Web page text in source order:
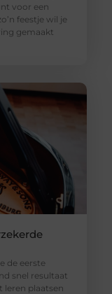
voor een
feestje wil je
gemaakt
de eerste
snel resultaat
leren plaatsen